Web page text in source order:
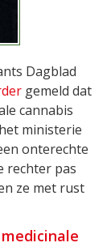
Dagblad
gemeld dat
cannabis
ministerie
onterechte
rechter pas
ze met rust